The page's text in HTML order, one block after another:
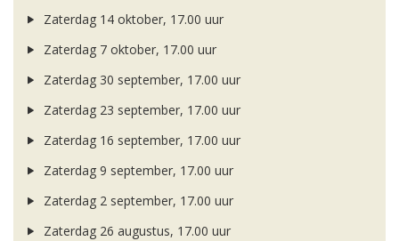
Zaterdag 14 oktober, 17.00 uur
Zaterdag 7 oktober, 17.00 uur
Zaterdag 30 september, 17.00 uur
Zaterdag 23 september, 17.00 uur
Zaterdag 16 september, 17.00 uur
Zaterdag 9 september, 17.00 uur
Zaterdag 2 september, 17.00 uur
Zaterdag 26 augustus, 17.00 uur